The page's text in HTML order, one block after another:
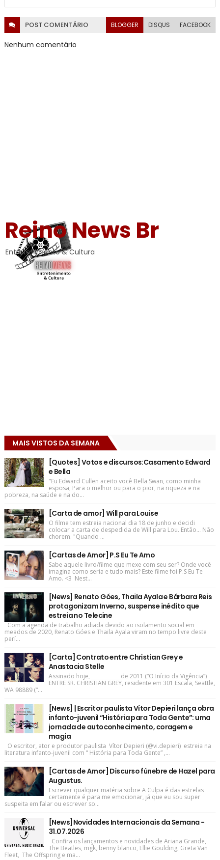
POST COMENTÁRIO BLOGGER DISQUS FACEBOOK
Nenhum comentário
Reino News Br
Entretenimento & Cultura
MAIS VISTOS DA SEMANA
[Quotes] Votos e discursos:Casamento Edward
e Bella
"Eu Edward Cullen aceito você Bella Swan, como minha
esposa, Para o melhor ou para o pior, na riqueza e na
pobreza, na saúde e na do...
[Carta de amor] Will para Louise
O filme tem estreia nacional dia 18 de junho e decidi
colocar a carta de despedida de Will para Lou. Então... Não
chorem. "Quando ...
[Cartas de Amor] P.S Eu Te Amo
Sabe aquele livro/filme que mexe com seu ser? Onde você
imagina como seria e tudo mais? Este filme foi P.S Eu Te
Amo. <3 Nest...
[News] Renato Góes, Thaila Ayala e Bárbara Reis
protagonizam Inverno, suspense inédito que
estreia no Telecine
Com a agenda de trabalho adiada devido ao isolamento social em
meados de 2020, Renato Góes e Thaila Ayala viram no tempo livre deste
perí...
[Carta] Contrato entre Christian Grey e
Anastacia Stelle
Assinado hoje, ____________de 2011 (“O Início da Vigência”)
ENTRE SR. CHRISTIAN GREY, residente em 301 Escala, Seattle,
WA 98889 (“...
[News] | Escritor paulista Vítor Depieri lança obra
infanto-juvenil “História para Toda Gente”: uma
jornada de autoconhecimento, coragem e
magia
O escritor, ator e produtor paulista Vítor Depieri (@vi.depieri) estreia na
literatura infanto-juvenil com “ História para Toda Gente” ,...
[Cartas de Amor] Discurso fúnebre de Hazel para
Augustus.
Escrever qualquer matéria sobre A Culpa é das estrelas
certamente é para me emocionar, já que eu sou super
suspeita em falar ou escrever so...
[News]Novidades Internacionais da Semana -
31.07.2026
Confira os lançamentos e novidades de Ariana Grande,
The Beatles, mgk, benny blanco, Ellie Goulding, Greta Van
Fleet, The Offspring e ma...